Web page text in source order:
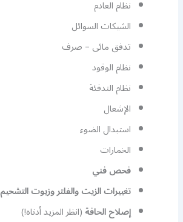
نظام العادم
الشيكات السوائل
تدفق مائى – صرف
نظام الوقود
نظام التدفئة
الإشعال
استبدال الضوء
الخمارات
فحص فني
تغييرات الزيت والفلتر وزيوت التشحيم
إصلاح الحافة(انظر المزيد أدناه!)